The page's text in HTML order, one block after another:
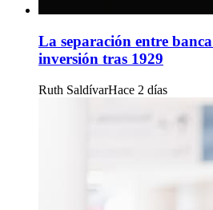
La separación entre
inversión tras 1929
Ruth SaldívarHace 2 días